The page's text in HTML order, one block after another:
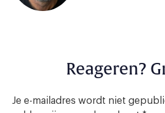
Reageren?
Je e-mailadres wordt niet